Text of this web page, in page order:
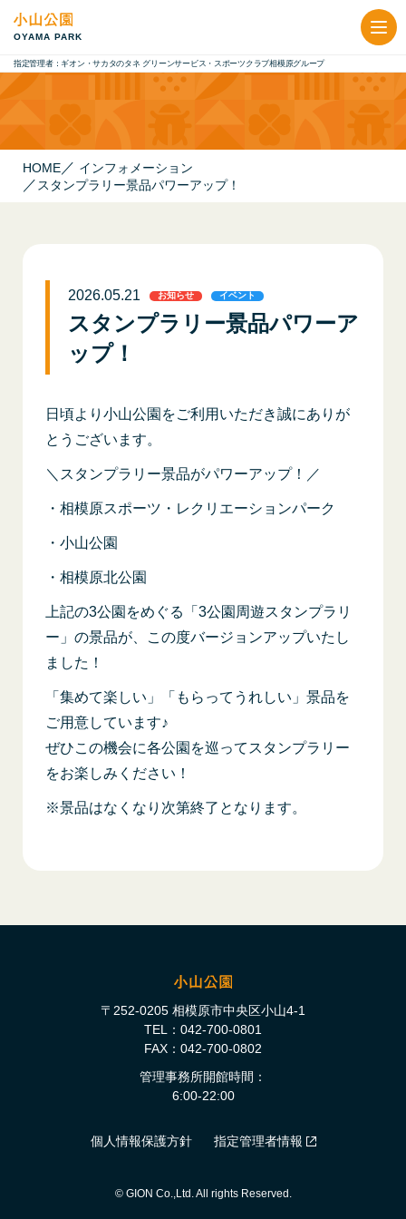
OYAMA PARK
HOME
インフォメーション
スタンプラリー景品パワーアップ！
2026.05.21 お知らせ イベント
スタンプラリー景品パワーア
ップ！
日頃より小山公園をご利用いただき誠にありが
とうございます。
＼スタンプラリー景品がパワーアップ！／
・相模原スポーツ・レクリエーションパーク
・小山公園
・相模原北公園
上記の3公園をめぐる「3公園周遊スタンプラリ
ー」の景品が、この度バージョンアップいたし
ました！
「集めて楽しい」「もらってうれしい」景品を
ご用意しています♪
ぜひこの機会に各公園を巡ってスタンプラリー
をお楽しみください！
※景品はなくなり次第終了となります。
〒252-0205 相模原市中央区小山4-1
TEL：042-700-0801
FAX：042-700-0802
管理事務所開館時間
6:00-22:00
個人情報保護方針 指定管理者情報
© GION Co.,Ltd. All rights Reserved.